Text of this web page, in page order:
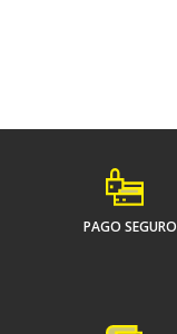
PAGO SEGURO